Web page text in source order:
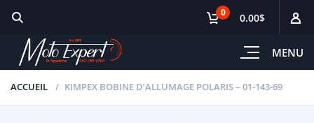
MENU
0 0.00$
ACCUEIL KIMPEX BOBINE D’ALLUMAGE POLARIS – 01-143-69